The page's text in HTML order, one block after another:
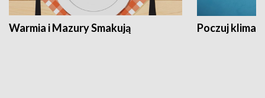
Warmia i Mazury Smakują Poczuj klimat